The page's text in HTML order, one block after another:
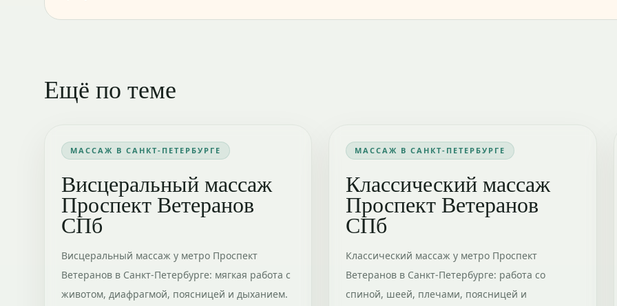
Ещё по теме
МАССАЖ В САНКТ-ПЕТЕРБУРГЕ
Висцеральный массаж
Проспект Ветеранов
СПб
Висцеральный массаж у метро Проспект
Ветеранов в Санкт-Петербурге: мягкая работа с
животом, диафрагмой, поясницей и дыханием.
МАССАЖ В САНКТ-ПЕТЕРБУРГЕ
Классический массаж
Проспект Ветеранов
СПб
Классический массаж у метро Проспект
Ветеранов в Санкт-Петербурге: работа со
спиной, шеей, плечами, поясницей и